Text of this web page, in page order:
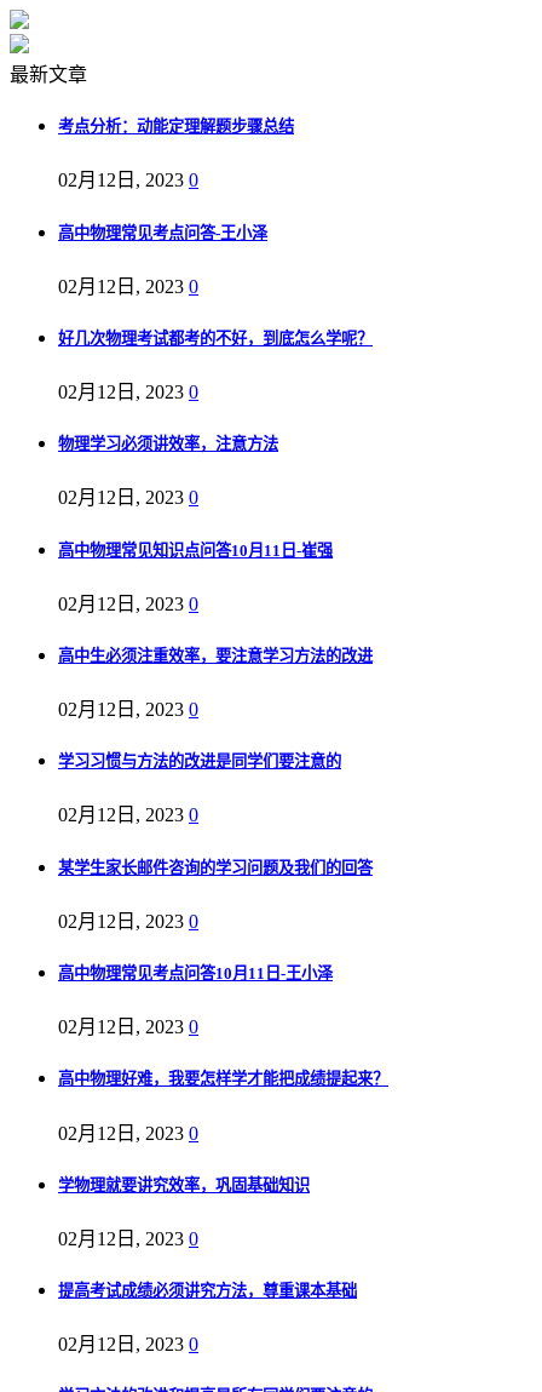
最新文章
考点分析：动能定理解题步骤总结
02月12日, 2023 0
高中物理常见考点问答-王小泽
02月12日, 2023 0
好几次物理考试都考的不好，到底怎么学呢？
02月12日, 2023 0
物理学习必须讲效率，注意方法
02月12日, 2023 0
高中物理常见知识点问答10月11日-崔强
02月12日, 2023 0
高中生必须注重效率，要注意学习方法的改进
02月12日, 2023 0
学习习惯与方法的改进是同学们要注意的
02月12日, 2023 0
某学生家长邮件咨询的学习问题及我们的回答
02月12日, 2023 0
高中物理常见考点问答10月11日-王小泽
02月12日, 2023 0
高中物理好难，我要怎样学才能把成绩提起来？
02月12日, 2023 0
学物理就要讲究效率，巩固基础知识
02月12日, 2023 0
提高考试成绩必须讲究方法，尊重课本基础
02月12日, 2023 0